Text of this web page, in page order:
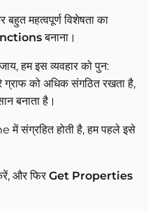
महत्वपूर्ण विशेषता का
बनाना।
हम इस व्यवहार को पुन:
ग्राफ को अधिक संगठित रखता है,
बनाता है।
में संग्रहित होती है, हम पहले इसे
और फिरGet Properties